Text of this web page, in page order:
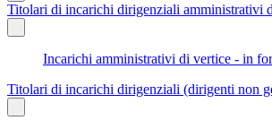
Titolari di incarichi dirigenziali amministrativi
Incarichi amministrativi di vertice - in
Titolari di incarichi dirigenziali (dirigenti non